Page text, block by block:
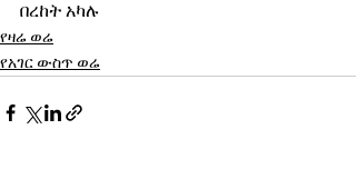
በረከት አካሉ
የዛሬ ወሬ
የአገር ውስጥ ወሬ